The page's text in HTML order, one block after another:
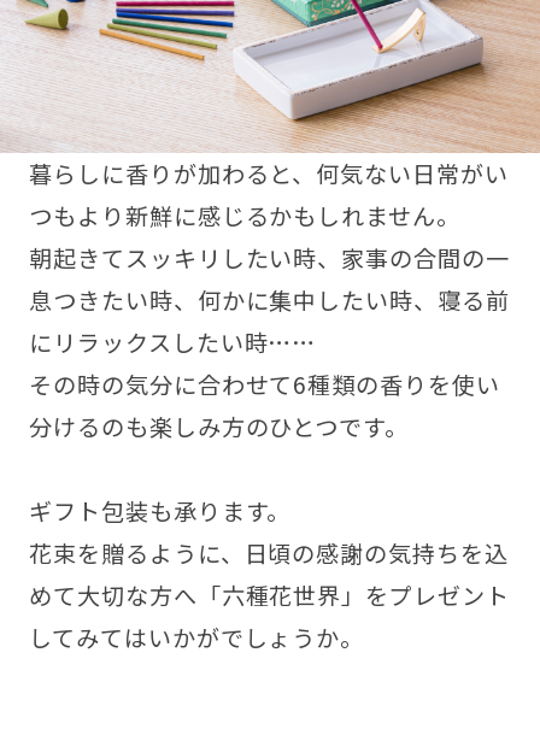
暮らしに香りが加わると、何気ない日常がい
つもより新鮮に感じるかもしれません。
朝起きてスッキリしたい時、家事の合間の一
息つきたい時、何かに集中したい時、寝る前
にリラックスしたい時……
その時の気分に合わせて6種類の香りを使い
分けるのも楽しみ方のひとつです。
ギフト包装も承ります。
花束を贈るように、日頃の感謝の気持ちを込
めて大切な方へ「六種花世界」をプレゼント
してみてはいかがでしょうか。